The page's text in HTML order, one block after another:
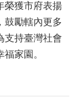
榮獲市府表揚
鼓勵轄內更多
支持臺灣社會
家園。